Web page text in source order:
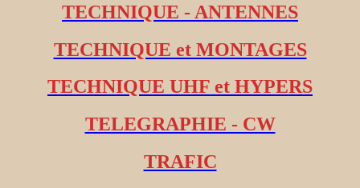
TECHNIQUE - ANTENNES
TECHNIQUE et MONTAGES
TECHNIQUE UHF et HYPERS
TELEGRAPHIE - CW
TRAFIC